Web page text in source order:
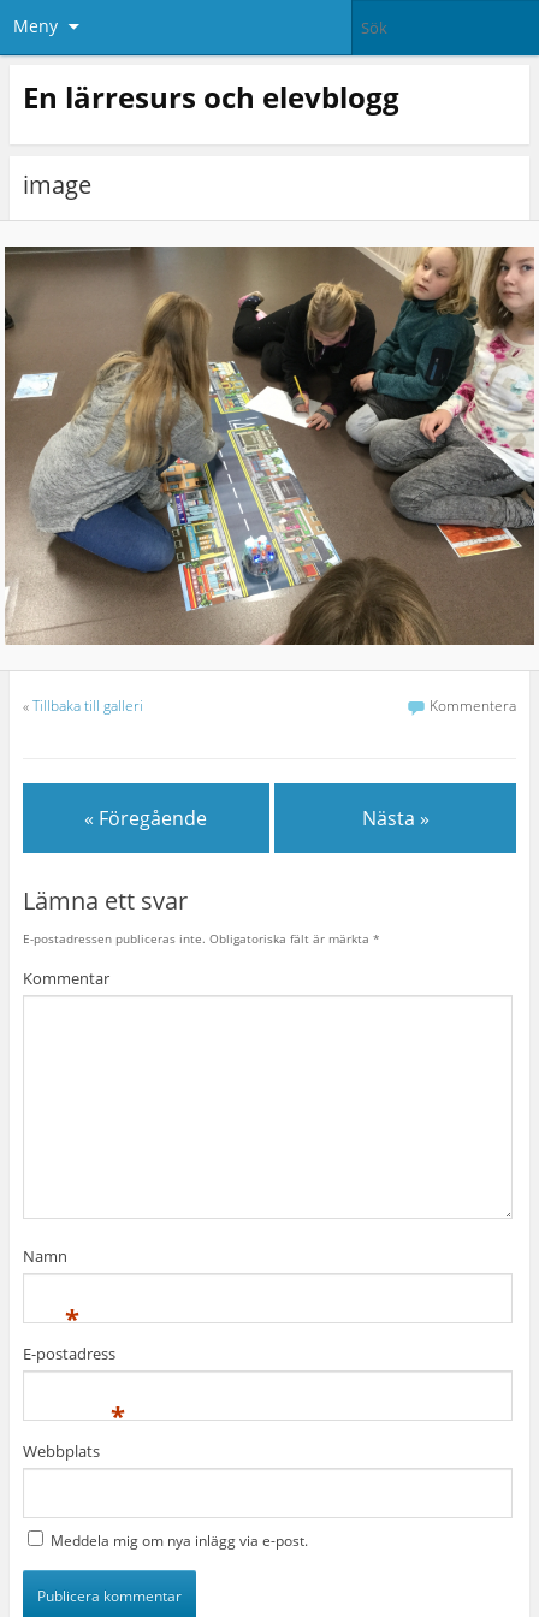
Meny
En lärresurs och elevblogg
image
«Tillbaka till galleri Kommentera
« Föregående Nästa »
Lämna ett svar
E-postadressen publiceras inte. Obligatoriska fält är märkta *
Kommentar
Namn
*
E-postadress
*
Webbplats
Meddela mig om nya inlägg via e-post.